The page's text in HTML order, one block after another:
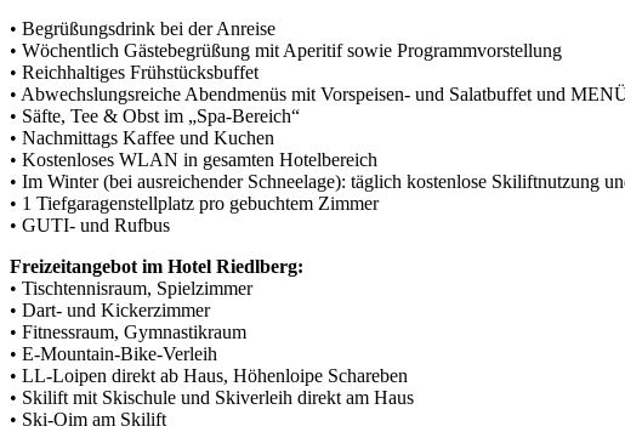
• Begrüßungsdrink bei der Anreise
• Wöchentlich Gästebegrüßung mit Aperitif sowie Programmvorstellung
• Reichhaltiges Frühstücksbuffet
• Abwechslungsreiche Abendmenüs mit Vorspeisen- und Salatbuffet und
• Säfte, Tee & Obst im „Spa-Bereich“
• Nachmittags Kaffee und Kuchen
• Kostenloses WLAN in gesamten Hotelbereich
• Im Winter (bei ausreichender Schneelage): täglich kostenlose Skiliftnutzung
• 1 Tiefgaragenstellplatz pro gebuchtem Zimmer
• GUTI- und Rufbus
Freizeitangebot im Hotel Riedlberg:
• Tischtennisraum, Spielzimmer
• Dart- und Kickerzimmer
• Fitnessraum, Gymnastikraum
• E-Mountain-Bike-Verleih
• LL-Loipen direkt ab Haus, Höhenloipe Schareben
• Skilift mit Skischule und Skiverleih direkt am Haus
• Ski-Oim am Skilift